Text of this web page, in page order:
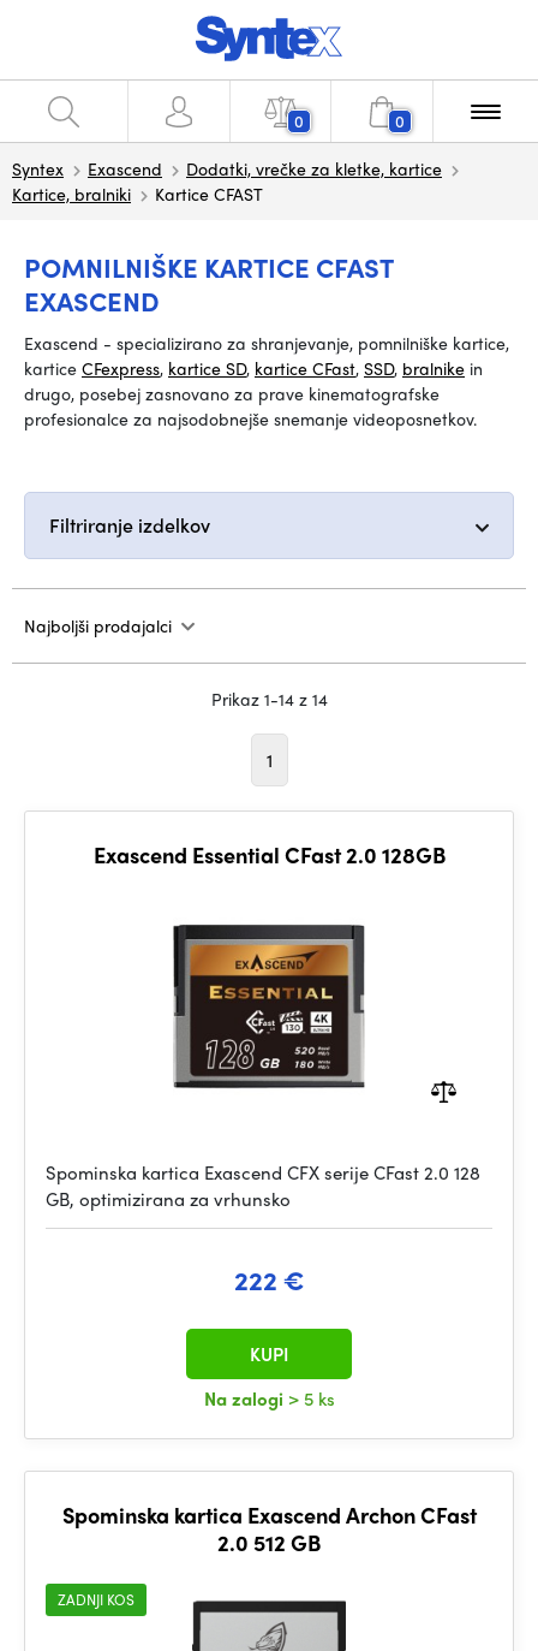
0 0
Syntex Exascend
Dodatki, vrečke za kletke, kartice
Kartice, bralniki
Kartice CFAST
POMNILNIŠKE KARTICE CFAST
EXASCEND
Exascend - specializirano za shranjevanje, pomnilniške kartice,
kartice CFexpress, kartice SD, kartice CFast, SSD, bralnike in
drugo, posebej zasnovano za prave kinematografske
profesionalce za najsodobnejše snemanje videoposnetkov.
Filtriranje izdelkov
Najboljši prodajalci
Prikaz 1-14 z 14
1
Exascend Essential CFast 2.0 128GB
Spominska kartica Exascend CFX serije CFast 2.0 128
GB, optimizirana za vrhunsko
222 €
Na zalogi > 5 ks
KUPI
Spominska kartica Exascend Archon CFast
2.0 512 GB
ZADNJI KOS